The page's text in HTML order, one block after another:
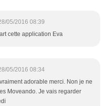
05/2016 08:39
cette application Eva
05/2016 08:34
adorable merci. Non je ne
Moveando. Je vais regarder